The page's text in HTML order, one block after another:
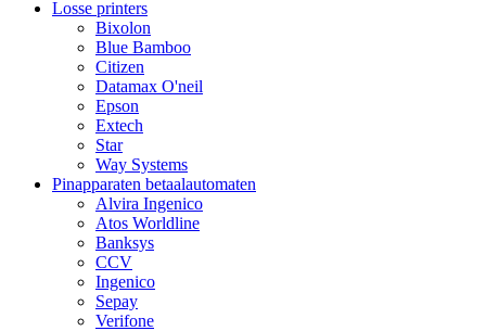
Losse printers
Bixolon
Blue Bamboo
Citizen
Datamax O'neil
Epson
Extech
Star
Way Systems
Pinapparaten betaalautomaten
Alvira Ingenico
Atos Worldline
Banksys
CCV
Ingenico
Sepay
Verifone